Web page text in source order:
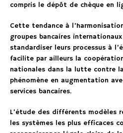
compris le dépôt de chèque en
Cette tendance à
groupes bancaires
standardiser leurs processus à
facilite par ailleurs la
nationales dans la lutte contre
phénomène en augmentation
services bancaires.
L’étude des différents modèles
les systèmes les plus efficaces